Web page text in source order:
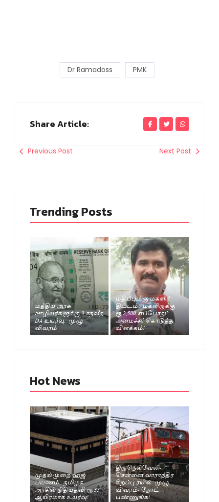
Dr Ramadoss PMK
Share Article:
Previous Post Next Post
Trending Posts
மத்திய அரசு
ஊழியர்களுக்கு 3 சதவீத
DA உயர்வு.. முழு
விவரம்
மதிப்புமிகு மகளிர்
திட்டம்.. மகளிருக்கு
ரூ.2,500 எப்போது?
அமைச்சர் கொடுத்த
விளக்கம்!
Hot News
முதல்முறை ஹஜ்
பயணம்.. தமிழக
அரசின் நிதியுதவி ரூ.35
ஆயிரமாக உயர்வு!
திருநெல்வேலி-
சென்னை வாராந்திர
சிறப்பு ரயில். முழு
விவரம்- நோட்
பண்ணுங்க!